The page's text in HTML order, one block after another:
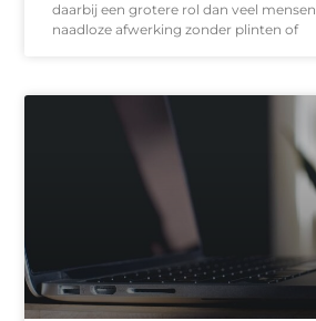
daarbij een grotere rol dan veel
naadloze afwerking zonder plinten of